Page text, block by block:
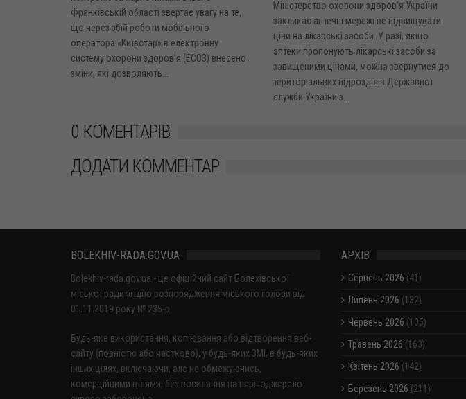
Франківській області звертає увагу на те,
що через збій роботи мобільного
оператора «Київстар» в електронну
систему охорони здоров’я (ЕСОЗ) внесено
зміни, які дозволяють...
Міністерство охорони здоров’я України
закликає аптечні мережі не підвищувати
ціни на лікарські засоби. У разі, якщо
аптеки пропонують лікарські засоби за
завищеними цінами, можна звернутися до
територіальних підрозділів Державної
служби України з...
0 КОМЕНТАРІВ
ДОДАТИ КОММЕНТАР
BOLEKHIV-RADA.GOV.UA
Bolekhiv-rada.gov.ua - це офіційний сайт Болехівської
міської ради згідно розпорядження міського голови від
01.11.2019 року № 235-р
Будь-яке використання, копіювання або відтворення веб-
сайту (повністю або частково), у будь-яких ЗМІ, в будь-яких
інших цілях, включаючи, але не обмежуючись,
комерційними цілями, без посилання на першоджерело
АРХІВ
Серпень 2026 (41)
Липень 2026 (132)
Червень 2026 (105)
Травень 2026 (163)
Квітень 2026 (142)
Березень 2026 (211)